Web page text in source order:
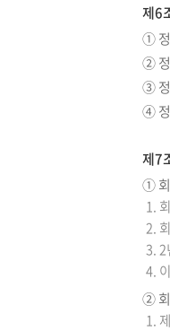
제6
① 정
② 정
③ 정
④ 정
제7
① 회
1.
2.
3. 2
4.
② 회
1.